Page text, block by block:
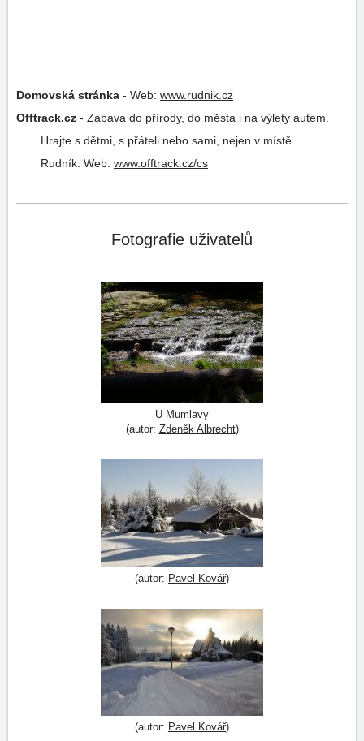
Domovská stránka - Web: www.rudnik.cz
Offtrack.cz - Zábava do přírody, do města i na výlety autem.
Hrajte s dětmi, s přáteli nebo sami, nejen v místě
Rudník. Web: www.offtrack.cz/cs
Fotografie uživatelů
U Mumlavy
(autor: Zdeněk Albrecht)
(autor: Pavel Kovář)
(autor: Pavel Kovář)